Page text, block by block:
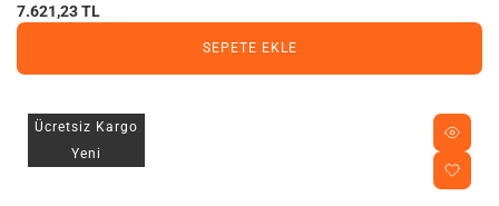
7.621,23 TL
SEPETE EKLE
Ücretsiz Kargo
Yeni